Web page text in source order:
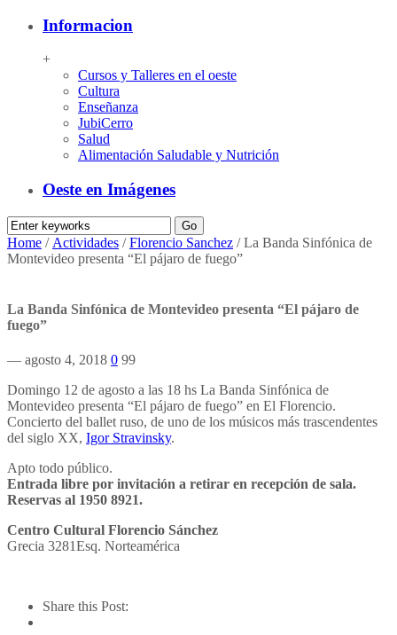
Informacion
+
Cursos y Talleres en el oeste
Cultura
Enseñanza
JubiCerro
Salud
Alimentación Saludable y Nutrición
Oeste en Imágenes
Home / Actividades /Florencio Sanchez /La Banda Sinfónica de
Montevideo presenta “El pájaro de fuego”
La Banda Sinfónica de Montevideo presenta “El pájaro de
fuego”
— agosto 4, 2018 0 99
Domingo 12 de agosto a las 18 hs La Banda Sinfónica de
Montevideo presenta “El pájaro de fuego” en El Florencio.
Concierto del ballet ruso, de uno de los músicos más trascendentes
del siglo XX, Igor Stravinsky.
Apto todo público.
Entrada libre por invitación a retirar en recepción de sala.
Reservas al 1950 8921.
Centro Cultural Florencio Sánchez
Grecia 3281Esq. Norteamérica
Share this Post: